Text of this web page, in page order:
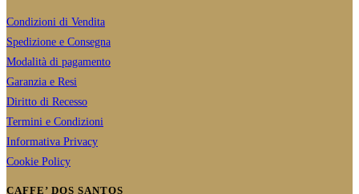
Condizioni di Vendita
Spedizione e Consegna
Modalità di pagamento
Garanzia e Resi
Diritto di Recesso
Termini e Condizioni
Informativa Privacy
Cookie Policy
CAFFE’ DOS SANTOS